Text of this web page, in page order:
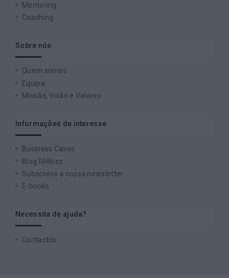
Mentoring
Coaching
Sobre nós
Quem somos
Equipa
Missão, Visão e Valores
Informações de interesse
Business Cases
Blog RHBizz
Subscreva a nossa newsletter
E-books
Necessita de ajuda?
Contactos